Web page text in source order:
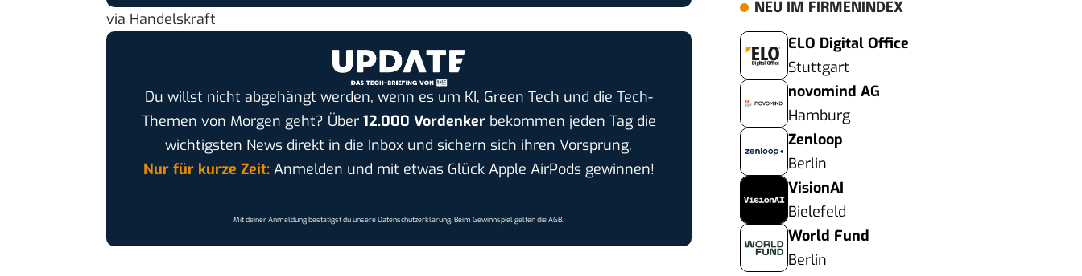
via Handelskraft
Du willst nicht abgehängt werden, wenn es um KI, Green Tech und die Tech-
Themen von Morgen geht? Über 12.000 Vordenkerbekommen jeden Tag die
wichtigsten News direkt in die Inbox und sichern sich ihren Vorsprung.
Nur für kurze Zeit:Anmelden und mit etwas Glück Apple AirPods gewinnen!
Mit deiner Anmeldung bestätigst du unsereDatenschutzerklärung. Beim Gewinnspiel gelten dieAGB.
NEU IM FIRMENINDEX
ELO Digital Office
Stuttgart
novomind AG
Hamburg
Zenloop
Berlin
VisionAI
Bielefeld
World Fund
Berlin